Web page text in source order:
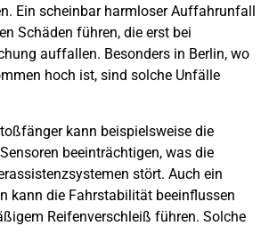
Ein scheinbar harmloser Auffahrunfall
Schäden führen, die erst bei
auffallen. Besonders in Berlin, wo
hoch ist, sind solche Unfälle
kann beispielsweise die
beeinträchtigen, was die
stört. Auch ein
kann die Fahrstabilität beeinflussen
Reifenverschleiß führen. Solche